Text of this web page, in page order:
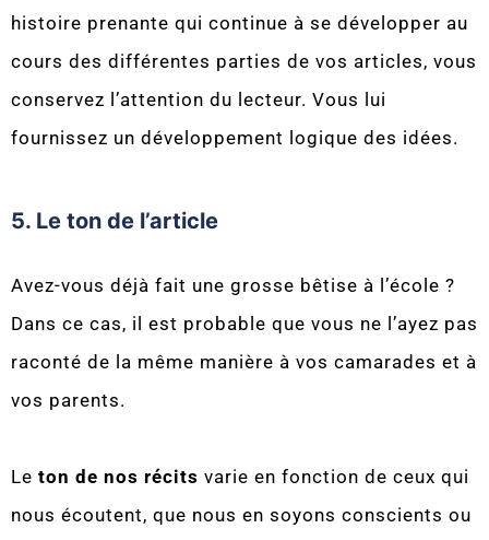
histoire prenante qui continue à se développer au
cours des différentes parties de vos articles, vous
conservez l’attention du lecteur. Vous lui
fournissez un développement logique des idées.
5. Le ton de l’article
Avez-vous déjà fait une grosse bêtise à l’école ?
Dans ce cas, il est probable que vous ne l’ayez pas
raconté de la même manière à vos camarades et à
vos parents.
Le ton de nos récits varie en fonction de ceux qui
nous écoutent, que nous en soyons conscients ou